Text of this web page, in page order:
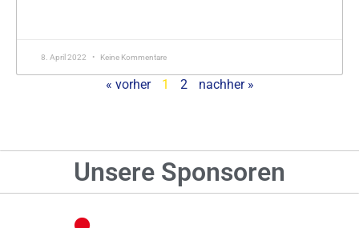
8. April 2022 Keine Kommentare
« vorher 1 2 nachher »
Unsere Sponsoren